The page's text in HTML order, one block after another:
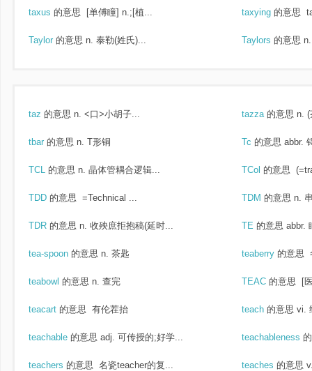
taxus 的意思 [单傅瞳] n.;[植... taxying 的意思
Taylor 的意思 n. 泰勒(姓氏)... Taylors 的意思
taz 的意思 n. <口>小胡子... tazza 的意思 n.
tbar 的意思 n. T形铜 Tc 的意思 abbr.
TCL 的意思 n. 晶体管耦合逻辑... TCol 的意思
TDD 的意思 =Technical ... TDM 的意思 n.
TDR 的意思 n. 收殃庶拒抱稿(延时... TE 的意思 abbr.
tea-spoon 的意思 n. 茶匙 teaberry 的意思
teabowl 的意思 n. 查完 TEAC 的意思 [
teacart 的意思 有伦茬抬 teach 的意思 vi.
teachable 的意思 adj. 可传授的;好学... teachableness
teachers 的意思 名瓷teacher的复... teaches 的意思